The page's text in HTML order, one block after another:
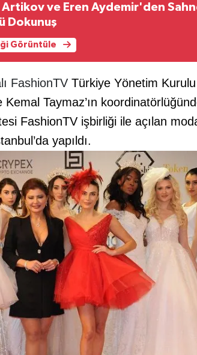
Artikov ve Eren Aydemir'den
Dokunuş
Görüntüle
FashionTV Türkiye Yönetim
Taymaz’ın
FashionTV işbirliği ile açılan
yapıldı.